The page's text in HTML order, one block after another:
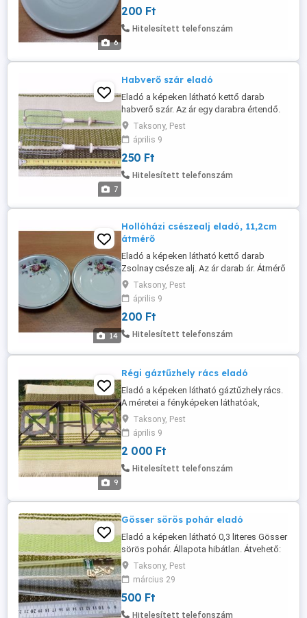
6
becsomagolva dobozba, de akkor előre
kérem utalni az árát és a postaköltséget a
200 Ft
Hitelesített telefonszám
7
Habverő szár eladó
Eladó a képeken látható kettő darab
habverő szár. Az ár egy darabra értendő.
Átvehető: Pest megye / Taksony
községben. Postán is elküldöm rendesen
becsomagolva dobozba, de akkor előre
kérem utalni az árát és a postaköltséget a
bankszámlámra, vagy lakcímemre postai
Taksony, Pest
április 9
250 Ft
Hitelesített telefonszám
14
Hollóházi csészealj eladó, 11,2cm
átmérő
Eladó a képeken látható kettő darab
Zsolnay csésze alj. Az ár darab ár. Átmérő
11,2cm. Átvehető: Pest megye - Taksony
községben. Postán is elküldöm rendesen
becsomagolva dobozba, de akkor előre
kérem utalni az árát és a postaköltséget a
bankszámlámra, vagy lakcímemre postai
Taksony, Pest
április 9
200 Ft
Hitelesített telefonszám
9
Régi gáztűzhely rács eladó
Eladó a képeken látható gáztűzhely rács.
A méretei a fényképeken láthatóak,
centivel fényképezve. Valamilyen régi
típusról származik, és vasöntvényből
készült. Átvehető: Pest megye - Taksony
községben. Postán is elküldöm rendesen
becsomagolva dobozba, de akkor előre
Taksony, Pest
április 9
2 000 Ft
Hitelesített telefonszám
Gösser sörös pohár eladó
Eladó a képeken látható 0,3 literes Gösser
sörös pohár. Állapota hibátlan. Átvehető:
Pest megye - Taksony községben. Postán
is elküldöm rendesen becsomagolva
dobozba, de akkor előre kérem utalni az
árát és a postaköltséget a
bankszámlámra, vagy lakcímemre postai
Taksony, Pest
március 29
500 Ft
Hitelesített telefonszám